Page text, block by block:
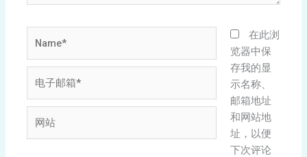
邮
箱
*
站
在此浏
览器中保
存我的显
示名称、
邮箱地址
和网站地
址，以便
下次评论